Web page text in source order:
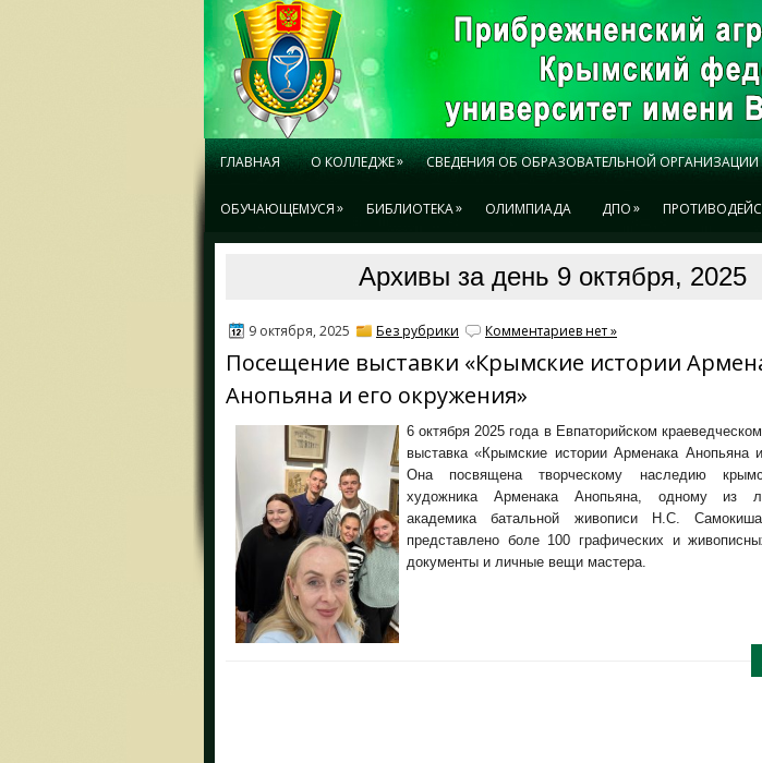
ГЛАВНАЯ О КОЛЛЕДЖЕ» СВЕДЕНИЯ ОБ ОБРАЗОВАТЕЛЬНОЙ ОРГАНИЗАЦИИ
ОБУЧАЮЩЕМУСЯ» БИБЛИОТЕКА» ОЛИМПИАДА ДПО»
Архивы за день 9 октября, 2025
9 октября, 2025 Без рубрики Комментариев нет »
Посещение выставки «Крымские истории
Анопьяна и его окружения»
6 октября 2025 года в Евпаторийском
выставка «Крымские истории Арменака Анопьяна
Она посвящена творческому наследию
художника Арменака Анопьяна, одному из
академика батальной живописи Н.С.
представлено боле 100 графических и
документы и личные вещи мастера.